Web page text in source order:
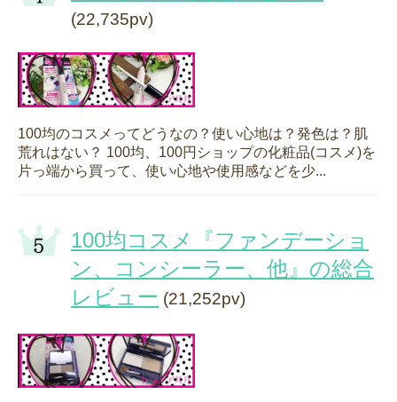
(22,735pv)
100均のコスメってどうなの？使い心地は？発色は？肌
荒れはない？ 100均、100円ショップの化粧品(コスメ)を
片っ端から買って、使い心地や使用感などを少...
100均コスメ『ファンデーショ
ン、コンシーラー、他』の総合
レビュー (21,252pv)